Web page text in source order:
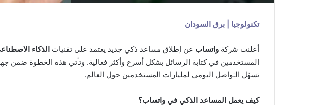
تكنولوجيا | برق السودان
أعلنت شركة واتساب عن إطلاق مساعد ذكي جديد يعتمد على تقنيات الذكاء
المستخدمين في كتابة الرسائل بشكل أسرع وأكثر فعالية. وتأتي هذه الخطوة ضمن
تسهّل التواصل اليومي لمليارات المستخدمين حول العالم.
كيف يعمل المساعد الذكي في واتساب؟